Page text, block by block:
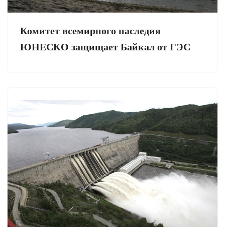
Комитет всемирного наследия
ЮНЕСКО защищает Байкал от ГЭС